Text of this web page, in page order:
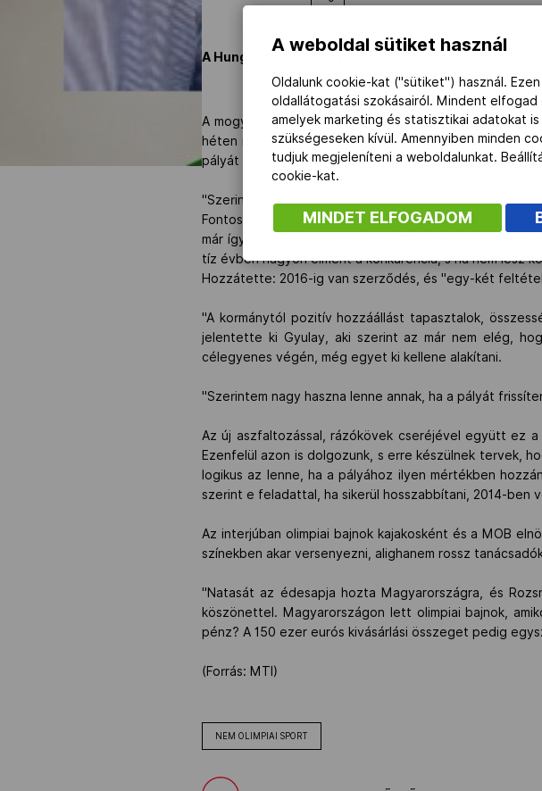
A Hungaroringen nagy változások lehetnek a közeli
A mogyoródi Forma-1-es versenypályával kapcsolatos
héten neveztek ki a Nemzeti Dohánykereskedelmi
pályát működtető cég igazgatóságának elnöki posztját
"Szerintem komoly esélyünk van arra, hogy az
Fontos hangsúlyoznom: meg kell találni azt az
már így is jól kihasználjuk a pályát" - válaszolta a
tíz évben nagyon elment a konkurencia, s ha nem lesz
Hozzátette: 2016-ig van szerződés, és "egy-két
"A kormánytól pozitív hozzáállást tapasztalok,
jelentette ki Gyulay, aki szerint az már nem elég,
célegyenes végén, még egyet ki kellene alakítani.
"Szerintem nagy haszna lenne annak, ha a pályát
Az új aszfaltozással, rázókövek cseréjével együtt ez
Ezenfelül azon is dolgozunk, s erre készülnek tervek,
logikus az lenne, ha a pályához ilyen mértékben
szerint e feladattal, ha sikerül hosszabbítani, 2014-ben
Az interjúban olimpiai bajnok kajakosként és a MOB
színekben akar versenyezni, alighanem rossz
"Natasát az édesapja hozta Magyarországra, és
köszönettel. Magyarországon lett olimpiai bajnok,
pénz? A 150 ezer eurós kivásárlási összeget pedig
(Forrás: MTI)
NEM OLIMPIAI SPORT
A weboldal sütiket használ
Oldalunk cookie-kat ("sütiket") használ.
oldallátogatási szokásairól. Mindent
amelyek marketing és statisztikai adatokat
szükségeseken kívül. Amennyiben minden
tudjuk megjeleníteni a weboldalunkat.
cookie-kat.
MINDET ELFOGADOM